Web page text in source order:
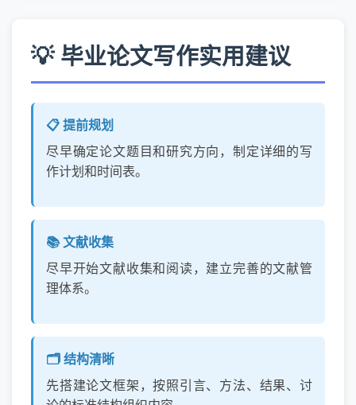
💡 毕业论文写作实用建议
📋 提前规划
尽早确定论文题目和研究方向，制定详细的写
作计划和时间表。
📚 文献收集
尽早开始文献收集和阅读，建立完善的文献管
理体系。
🗂️ 结构清晰
先搭建论文框架，按照引言、方法、结果、讨